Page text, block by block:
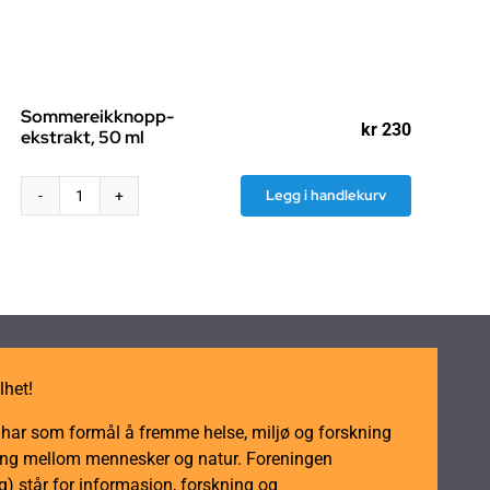
Sommereikknopp-
ekstrakt, 50 ml
kr 230
Sommereikknopp-
Legg i handlekurv
som formål å fremme helse, miljø og forskning
mellom mennesker og natur. Foreningen
står for informasjon, forskning og